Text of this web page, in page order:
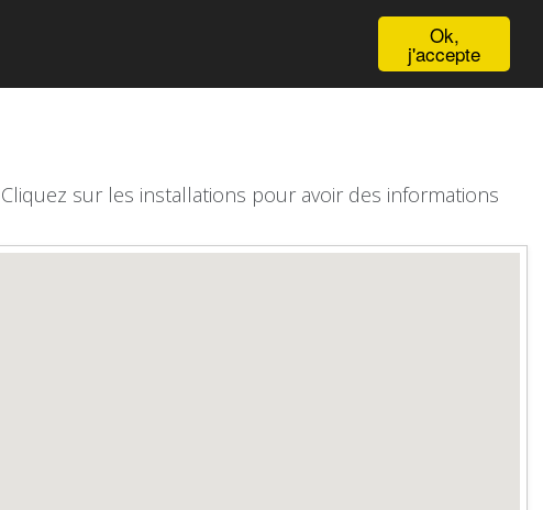
Ok,
j'accepte
sur les installations pour avoir des informations